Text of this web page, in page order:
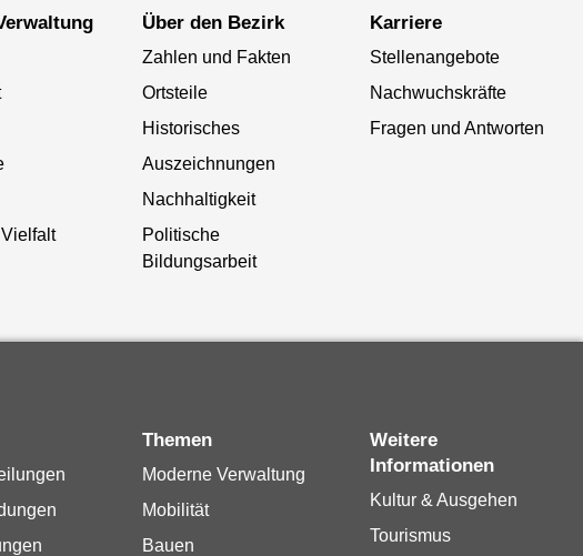
Über den Bezirk
Zahlen und Fakten
Ortsteile
Historisches
Auszeichnungen
Nachhaltigkeit
Politische
Bildungsarbeit
Karriere
Stellenangebote
Nachwuchskräfte
Fragen und Antworten
Themen
Moderne Verwaltung
Mobilität
Bauen
Weitere
Informationen
Kultur & Ausgehen
Tourismus